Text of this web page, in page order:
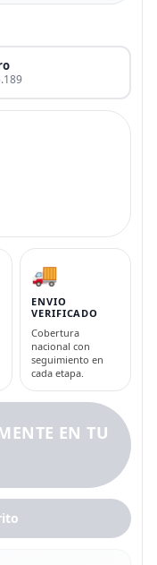
🚚
ENVIO
VERIFICADO
Cobertura
nacional con
seguimiento en
cada etapa.
EN TU